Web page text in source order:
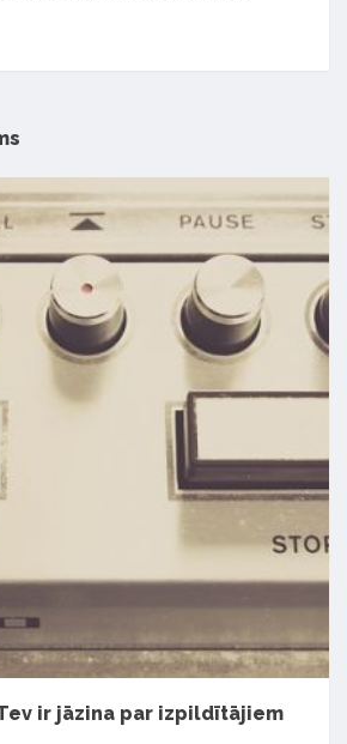
ir jāzina par izpildītājiem